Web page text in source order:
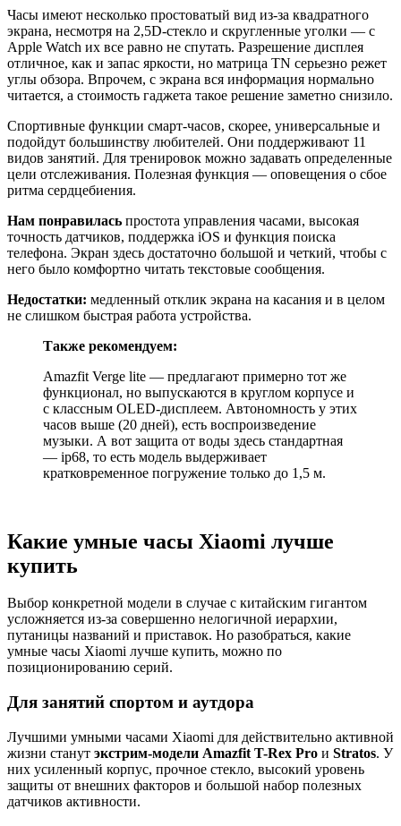
Часы имеют несколько простоватый вид из-за квадратного
экрана, несмотря на 2,5D-стекло и скругленные уголки — с
Apple Watch их все равно не спутать. Разрешение дисплея
отличное, как и запас яркости, но матрица TN серьезно режет
углы обзора. Впрочем, с экрана вся информация нормально
читается, а стоимость гаджета такое решение заметно снизило.
Спортивные функции смарт-часов, скорее, универсальные и
подойдут большинству любителей. Они поддерживают 11
видов занятий. Для тренировок можно задавать определенные
цели отслеживания. Полезная функция — оповещения о сбое
ритма сердцебиения.
Нам понравилась простота управления часами, высокая
точность датчиков, поддержка iOS и функция поиска
телефона. Экран здесь достаточно большой и четкий, чтобы с
него было комфортно читать текстовые сообщения.
Недостатки: медленный отклик экрана на касания и в целом
не слишком быстрая работа устройства.
Также рекомендуем:
Amazfit Verge lite — предлагают примерно тот же
функционал, но выпускаются в круглом корпусе и
с классным OLED-дисплеем. Автономность у этих
часов выше (20 дней), есть воспроизведение
музыки. А вот защита от воды здесь стандартная
— ip68, то есть модель выдерживает
кратковременное погружение только до 1,5 м.
Какие умные часы Xiaomi лучше
купить
Выбор конкретной модели в случае с китайским гигантом
усложняется из-за совершенно нелогичной иерархии,
путаницы названий и приставок. Но разобраться, какие
умные часы Xiaomi лучше купить, можно по
позиционированию серий.
Для занятий спортом и аутдора
Лучшими умными часами Xiaomi для действительно активной
жизни станут экстрим-модели Amazfit T-Rex Pro и Stratos. У
них усиленный корпус, прочное стекло, высокий уровень
защиты от внешних факторов и большой набор полезных
датчиков активности.